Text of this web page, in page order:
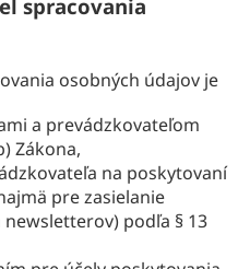
spracovania
osobných údajov je
a prevádzkovateľom
Zákona,
na poskytovaní
pre zasielanie
podľa § 13